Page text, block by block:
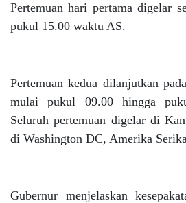
Pertemuan hari pertama digelar
pukul 15.00 waktu AS.
Pertemuan kedua dilanjutkan
mulai pukul 09.00 hingga
Seluruh pertemuan digelar di
di Washington DC, Amerika
Gubernur menjelaskan